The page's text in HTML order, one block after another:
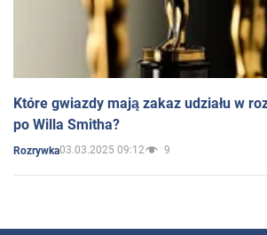
Które gwiazdy mają zakaz udziału w
po Willa Smitha?
Rozrywka03.03.2025 09:12 9